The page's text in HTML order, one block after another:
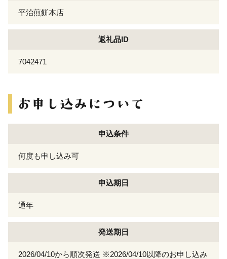
平治煎餅本店
返礼品ID
7042471
申込条件
何度も申し込み可
申込期日
通年
発送期日
2026/04/10から順次発送 ※2026/04/10以降のお申し込み